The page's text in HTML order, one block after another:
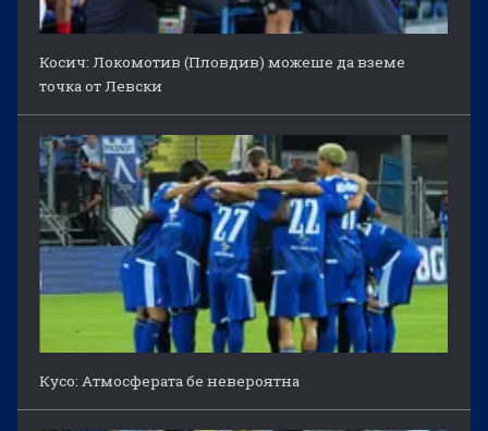
Косич: Локомотив (Пловдив) можеше да вземе
точка от Левски
Кусо: Атмосферата бе невероятна